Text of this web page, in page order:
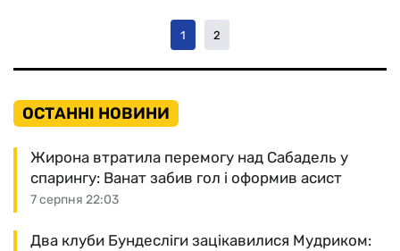
1 2
ОСТАННІ НОВИНИ
7 серпня 22:03
Жирона втратила перемогу над Сабадель у
спарингу: Ванат забив гол і оформив асист
Два клуби Бундесліги зацікавилися Мудриком: